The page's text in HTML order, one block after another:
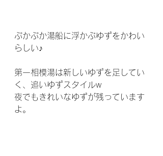
ぷかぷか湯船に浮かぶゆずをかわい
らしい♪
第一相模湯は新しいゆずを足してい
く、追いゆずスタイルw
夜でもきれいなゆずが残っています
よ。